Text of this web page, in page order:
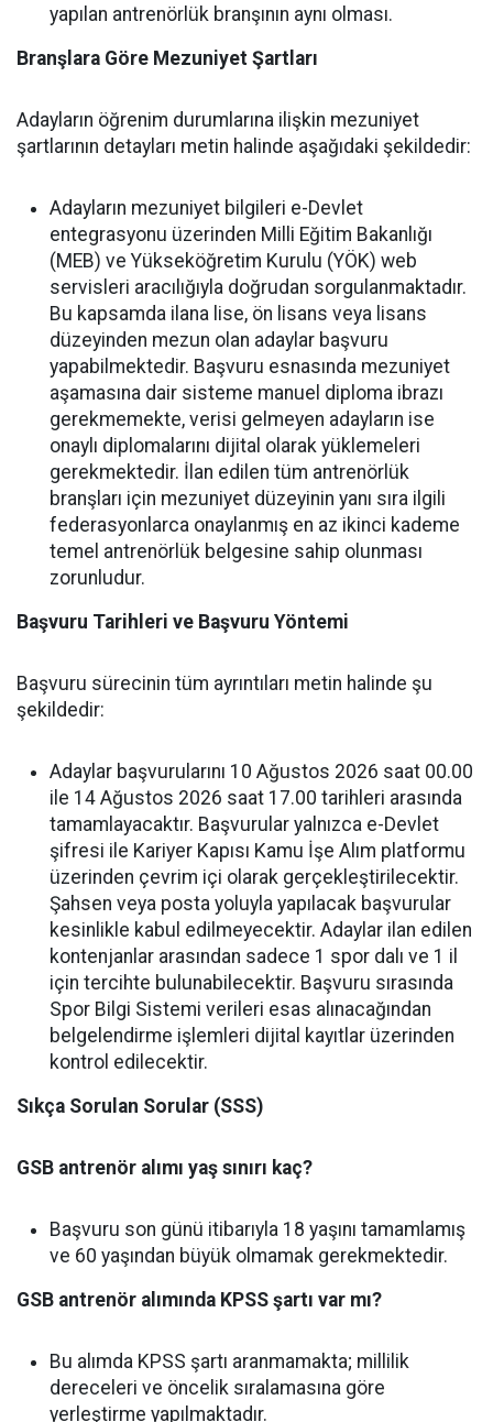
yapılan antrenörlük branşının aynı olması.
Branşlara Göre Mezuniyet Şartları
Adayların öğrenim durumlarına ilişkin mezuniyet
şartlarının detayları metin halinde aşağıdaki şekildedir:
Adayların mezuniyet bilgileri e-Devlet
entegrasyonu üzerinden Milli Eğitim Bakanlığı
(MEB) ve Yükseköğretim Kurulu (YÖK) web
servisleri aracılığıyla doğrudan sorgulanmaktadır.
Bu kapsamda ilana lise, ön lisans veya lisans
düzeyinden mezun olan adaylar başvuru
yapabilmektedir. Başvuru esnasında mezuniyet
aşamasına dair sisteme manuel diploma ibrazı
gerekmemekte, verisi gelmeyen adayların ise
onaylı diplomalarını dijital olarak yüklemeleri
gerekmektedir. İlan edilen tüm antrenörlük
branşları için mezuniyet düzeyinin yanı sıra ilgili
federasyonlarca onaylanmış en az ikinci kademe
temel antrenörlük belgesine sahip olunması
zorunludur.
Başvuru Tarihleri ve Başvuru Yöntemi
Başvuru sürecinin tüm ayrıntıları metin halinde şu
şekildedir:
Adaylar başvurularını 10 Ağustos 2026 saat 00.00
ile 14 Ağustos 2026 saat 17.00 tarihleri arasında
tamamlayacaktır. Başvurular yalnızca e-Devlet
şifresi ile Kariyer Kapısı Kamu İşe Alım platformu
üzerinden çevrim içi olarak gerçekleştirilecektir.
Şahsen veya posta yoluyla yapılacak başvurular
kesinlikle kabul edilmeyecektir. Adaylar ilan edilen
kontenjanlar arasından sadece 1 spor dalı ve 1 il
için tercihte bulunabilecektir. Başvuru sırasında
Spor Bilgi Sistemi verileri esas alınacağından
belgelendirme işlemleri dijital kayıtlar üzerinden
kontrol edilecektir.
Sıkça Sorulan Sorular (SSS)
GSB antrenör alımı yaş sınırı kaç?
Başvuru son günü itibarıyla 18 yaşını tamamlamış
ve 60 yaşından büyük olmamak gerekmektedir.
GSB antrenör alımında KPSS şartı var mı?
Bu alımda KPSS şartı aranmamakta; millilik
dereceleri ve öncelik sıralamasına göre
yerleştirme yapılmaktadır.